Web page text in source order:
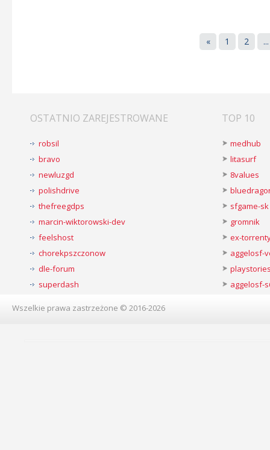
« 1 2 ...
OSTATNIO ZAREJESTROWANE
robsil
bravo
newluzgd
polishdrive
thefreegdps
marcin-wiktorowski-dev
feelshost
chorekpszczonow
dle-forum
superdash
TOP 10
medhub
litasurf
8values
sfgame-sk
gromnik
ex-
aggelosf-
aggelosf-
Wszelkie prawa zastrzeżone © 2016-2026